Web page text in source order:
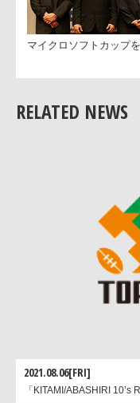
この場に立てたと思
今週末にまた、先
とを喜びに感じて、
マイクロソフトカッ
RELATED NEWS
2021.08.06[FRI]
「KITAMI/ABASHIRI